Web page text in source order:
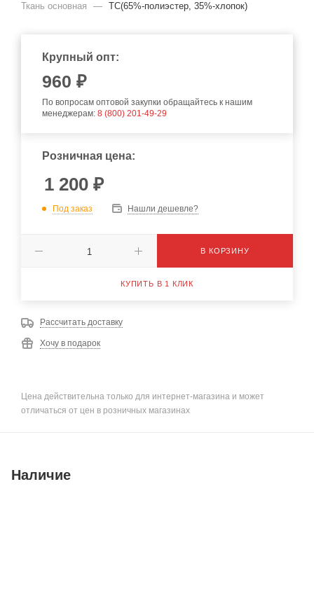
Ткань основная — TC(65%-полиэстер, 35%-хлопок)
Крупный опт:
960 ₽
По вопросам оптовой закупки обращайтесь к нашим
менеджерам: 8 (800) 201-49-29
Розничная цена:
1 200 ₽
Под заказ Нашли дешевле?
В КОРЗИНУ
КУПИТЬ В 1 КЛИК
Рассчитать доставку
Хочу в подарок
Цена действительна только для интернет-магазина и может
отличаться от цен в розничных магазинах
Наличие